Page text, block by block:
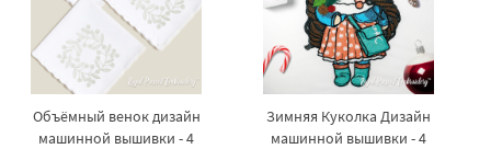
Объёмный венок дизайн
машинной вышивки - 4
Зимняя Куколка Дизайн
машинной вышивки - 4